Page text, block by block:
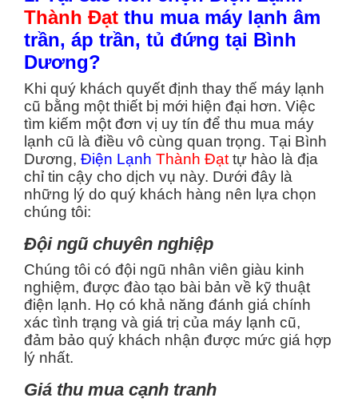
Thành Đạt thu mua máy lạnh âm
trần, áp trần, tủ đứng tại Bình
Dương?
Khi quý khách quyết định thay thế máy lạnh
cũ bằng một thiết bị mới hiện đại hơn. Việc
tìm kiếm một đơn vị uy tín để thu mua máy
lạnh cũ là điều vô cùng quan trọng. Tại Bình
Dương, Điện Lạnh Thành Đạttự hào là địa
chỉ tin cậy cho dịch vụ này. Dưới đây là
những lý do quý khách hàng nên lựa chọn
chúng tôi:
Đội ngũ chuyên nghiệp
Chúng tôi có đội ngũ nhân viên giàu kinh
nghiệm, được đào tạo bài bản về kỹ thuật
điện lạnh. Họ có khả năng đánh giá chính
xác tình trạng và giá trị của máy lạnh cũ,
đảm bảo quý khách nhận được mức giá hợp
lý nhất.
Giá thu mua cạnh tranh